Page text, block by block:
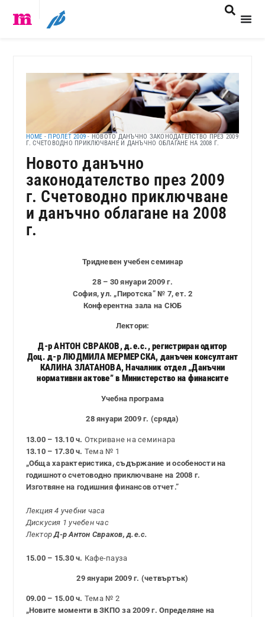
HOME - ПРОЛЕТ 2009 - НОВОТО ДАНЪЧНО ЗАКОНОДАТЕЛСТВО ПРЕЗ 2009
Г. СЧЕТОВОДНО ПРИКЛЮЧВАНЕ И ДАНЪЧНО ОБЛАГАНЕ НА 2008 Г.
Новото данъчно
законодателство през 2009
г. Счетоводно приключване
и данъчно облагане на 2008
г.
Тридневен учебен семинар
28 – 30 януари 2009 г.
София, ул. „Пиротска” № 7, ет. 2
Конферентна зала на СЮБ
Лектори:
Д-р АНТОН СВРАКОВ, д.е.с., регистриран одитор
Доц. д-р ЛЮДМИЛА МЕРМЕРСКА, данъчен консултант
КАЛИНА ЗЛАТАНОВА, Началник отдел „Данъчни
нормативни актове” в Министерство на финансите
Учебна програма
28 януари 2009 г. (сряда)
13.00 – 13.10 ч. Откриване на семинара
13.10 – 17.30 ч. Тема № 1
„Обща характеристика, съдържание и особености на
годишното счетоводно приключване на 2008 г.
Изготвяне на годишния финансов отчет.”
Лекция 4 учебни часа
Дискусия 1 учебен час
ЛекторД-р Антон Свраков, д.е.с.
15.00 – 15.30 ч. Кафе-пауза
29 януари 2009 г. (четвъртък)
09.00 – 15.00 ч. Тема № 2
„Новите моменти в ЗКПО за 2009 г. Определяне на